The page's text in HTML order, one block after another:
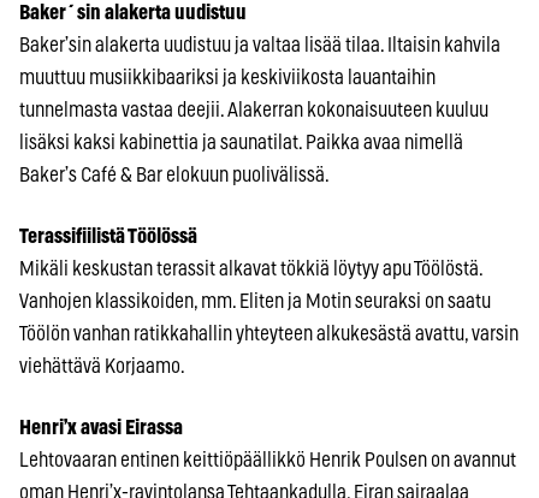
Baker´sin alakerta uudistuu
Baker’sin alakerta uudistuu ja valtaa lisää tilaa. Iltaisin kahvila
muuttuu musiikkibaariksi ja keskiviikosta lauantaihin
tunnelmasta vastaa deejii. Alakerran kokonaisuuteen kuuluu
lisäksi kaksi kabinettia ja saunatilat. Paikka avaa nimellä
Baker’s Café & Bar elokuun puolivälissä.
Terassifiilistä Töölössä
Mikäli keskustan terassit alkavat tökkiä löytyy apu Töölöstä.
Vanhojen klassikoiden, mm. Eliten ja Motin seuraksi on saatu
Töölön vanhan ratikkahallin yhteyteen alkukesästä avattu, varsin
viehättävä Korjaamo.
Henri’x avasi Eirassa
Lehtovaaran entinen keittiöpäällikkö Henrik Poulsen on avannut
oman Henri’x-ravintolansa Tehtaankadulla, Eiran sairaalaa